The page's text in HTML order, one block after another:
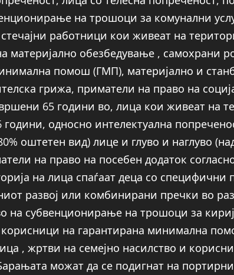
на трошоци за комунални
работници кои живеат на
материјално обезбедување , самохрани
помош (ГМП), материјално и
грижа, приматели на право на
65 години во, лица кои живеат на
односно интелектуална
оштетен вид) лице и глуво и наглуво
на право на посебен додаток
на лица спаѓаат деца со
развој или комбинирани пречки во
на субвенционирање на трошоци за
корисници на гарантирана минимална
, жртви на семејно насилство и
можат да се подигнат на